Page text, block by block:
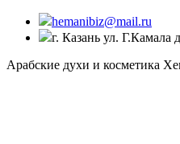
hemanibiz@mail.ru
г. Казань ул. Г.Камала
Арабские духи и косметика